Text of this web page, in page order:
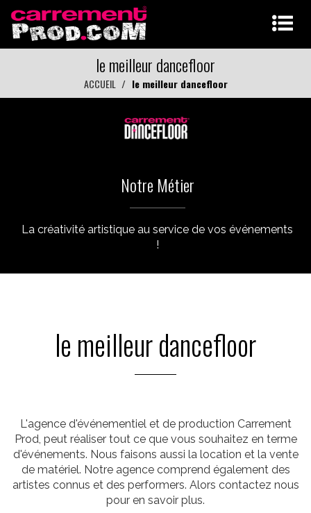
le meilleur dancefloor
ACCUEIL le meilleur dancefloor
Notre Métier
La créativité artistique au service de vos événements
!
le meilleur dancefloor
L'agence d'événementiel et de production Carrement
Prod, peut réaliser tout ce que vous souhaitez en terme
d'événements. Nous faisons aussi la location et la vente
de matériel. Notre agence comprend également des
artistes connus et des performers. Alors contactez nous
pour en savoir plus.